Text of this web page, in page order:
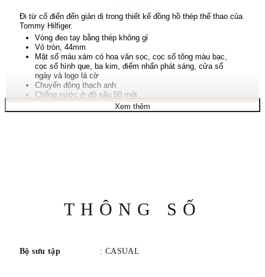
Đi từ cổ điển đến giản dị trong thiết kế đồng hồ thép thể thao của
Tommy Hilfiger.
Vòng đeo tay bằng thép không gỉ
Vỏ tròn, 44mm
Mặt số màu xám có hoa văn sọc, cọc số tông màu bạc,
cọc số hình que, ba kim, điểm nhấn phát sáng, cửa sổ
ngày và logo lá cờ
Chuyển động thạch anh
Chống nước ở độ sâu 50 mét
Bảo hành giới hạn mười năm
Xem thêm
THÔNG SỐ
Bộ sưu tập : CASUAL